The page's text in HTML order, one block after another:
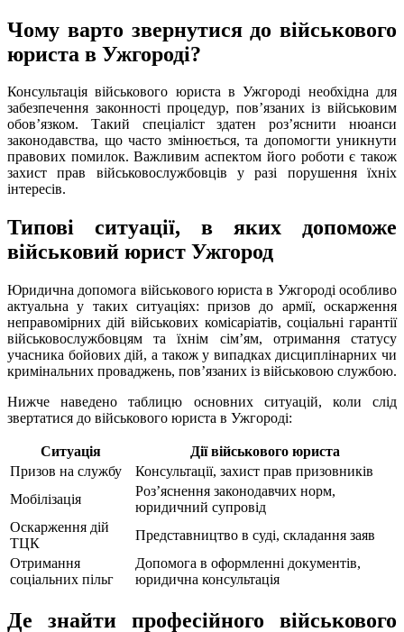
Чому варто звернутися до військового
юриста в Ужгороді?
Консультація військового юриста в Ужгороді необхідна для
забезпечення законності процедур, пов’язаних із військовим
обов’язком. Такий спеціаліст здатен роз’яснити нюанси
законодавства, що часто змінюється, та допомогти уникнути
правових помилок. Важливим аспектом його роботи є також
захист прав військовослужбовців у разі порушення їхніх
інтересів.
Типові ситуації, в яких допоможе
військовий юрист Ужгород
Юридична допомога військового юриста в Ужгороді особливо
актуальна у таких ситуаціях: призов до армії, оскарження
неправомірних дій військових комісаріатів, соціальні гарантії
військовослужбовцям та їхнім сім’ям, отримання статусу
учасника бойових дій, а також у випадках дисциплінарних чи
кримінальних проваджень, пов’язаних із військовою службою.
Нижче наведено таблицю основних ситуацій, коли слід
звертатися до військового юриста в Ужгороді:
Ситуація
Дії військового юриста
Призов на службу
Консультації, захист прав призовників
Мобілізація
Роз’яснення законодавчих норм,
юридичний супровід
Оскарження дій
ТЦК
Представництво в суді, складання заяв
Отримання
соціальних пільг
Допомога в оформленні документів,
юридична консультація
Де знайти професійного військового